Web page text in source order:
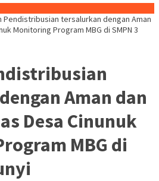
Pendistribusian tersalurkan dengan Aman
Monitoring Program MBG di SMPN 3
Aman dan
Desa Cinunuk
MBG di